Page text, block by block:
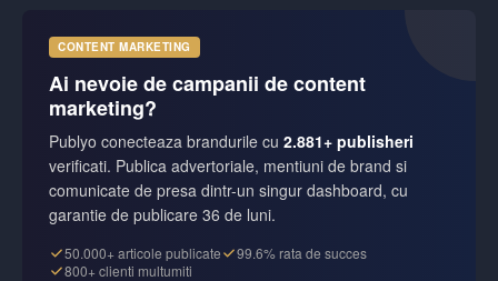
CONTENT MARKETING
Ai nevoie de campanii de content
marketing?
Publyo conecteaza brandurile cu 2.881+ publisheri
verificati. Publica advertoriale, mentiuni de brand si
comunicate de presa dintr-un singur dashboard, cu
garantie de publicare 36 de luni.
50.000+ articole publicate
99.6% rata de succes
800+ clienti multumiti